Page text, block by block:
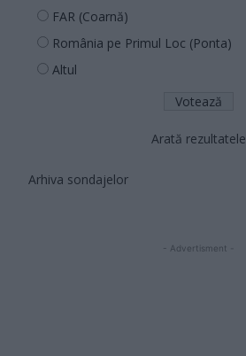
FAR (Coarnă)
România pe Primul Loc (Ponta)
Altul
Arată rezultatele
Arhiva sondajelor
- Advertisment -